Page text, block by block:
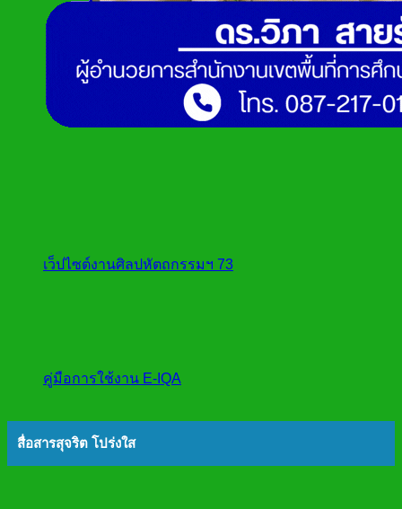
เว็ปไซต์งานศิลปหัตถกรรมฯ 73
คู่มือการใช้งาน E-IQA
สื่อสารสุจริต โปร่งใส